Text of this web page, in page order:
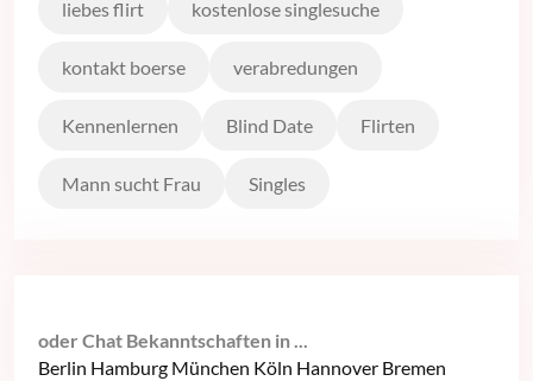
liebes flirt kostenlose singlesuche
kontakt boerse verabredungen
Kennenlernen Blind Date Flirten
Mann sucht Frau Singles
oder Chat Bekanntschaften in ...
Berlin Hamburg München Köln Hannover Bremen